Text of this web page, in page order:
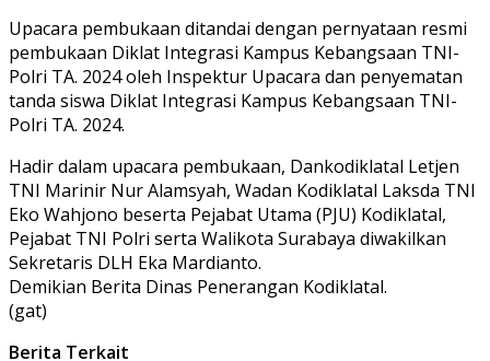
Upacara pembukaan ditandai dengan pernyataan resmi
pembukaan Diklat Integrasi Kampus Kebangsaan TNI-
Polri TA. 2024 oleh Inspektur Upacara dan penyematan
tanda siswa Diklat Integrasi Kampus Kebangsaan TNI-
Polri TA. 2024.
Hadir dalam upacara pembukaan, Dankodiklatal Letjen
TNI Marinir Nur Alamsyah, Wadan Kodiklatal Laksda TNI
Eko Wahjono beserta Pejabat Utama (PJU) Kodiklatal,
Pejabat TNI Polri serta Walikota Surabaya diwakilkan
Sekretaris DLH Eka Mardianto.
Demikian Berita Dinas Penerangan Kodiklatal.
(gat)
Berita Terkait